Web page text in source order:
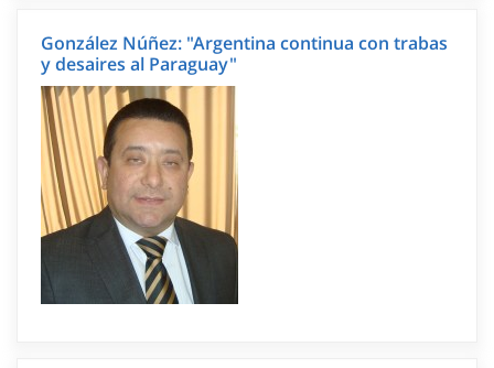
González Núñez: "Argentina continua con trabas
y desaires al Paraguay"